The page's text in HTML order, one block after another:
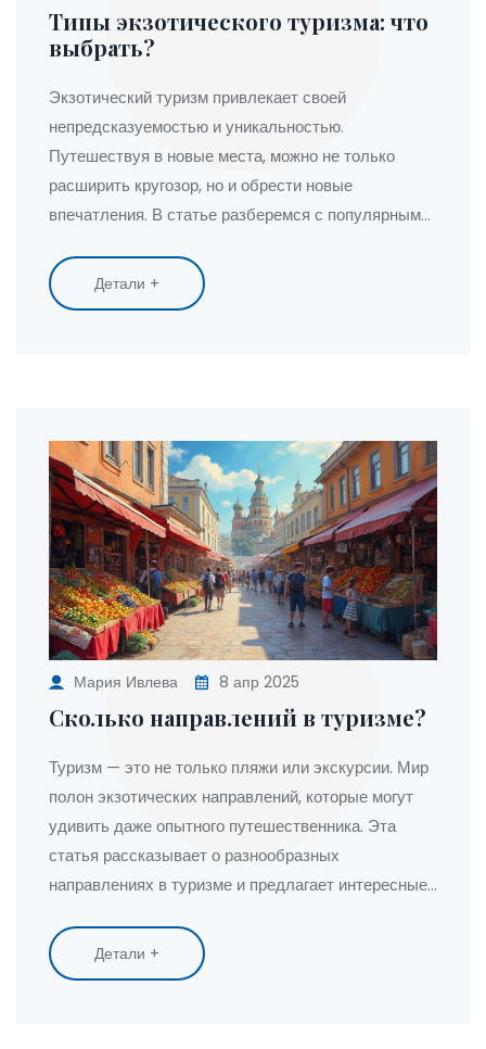
Типы экзотического туризма: что
выбрать?
Экзотический туризм привлекает своей
непредсказуемостью и уникальностью.
Путешествуя в новые места, можно не только
расширить кругозор, но и обрести новые
впечатления. В статье разберемся с популярными
где можно получить самые яркие эмоции.
Детали +
Мария Ивлева 8 апр 2025
Сколько направлений в туризме?
Туризм — это не только пляжи или экскурсии. Мир
полон экзотических направлений, которые могут
удивить даже опытного путешественника. Эта
статья рассказывает о разнообразных
направлениях в туризме и предлагает интересные
отдыха.Детали +